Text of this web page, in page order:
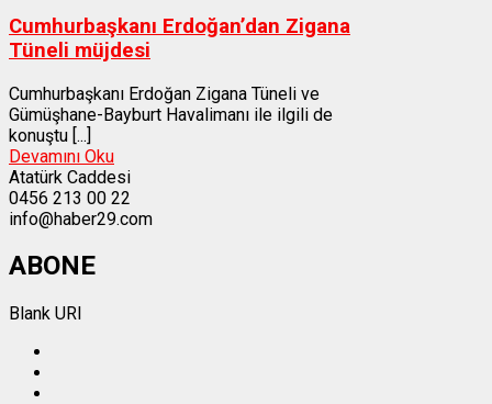
Cumhurbaşkanı Erdoğan’dan Zigana
Tüneli müjdesi
Cumhurbaşkanı Erdoğan Zigana Tüneli ve
Gümüşhane-Bayburt Havalimanı ile ilgili de
konuştu [...]
Devamını Oku
Atatürk Caddesi
0456 213 00 22
info@haber29.com
ABONE
Blank URI